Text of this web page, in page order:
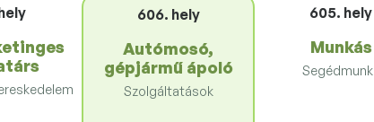
606. hely
Autómosó,
gépjármű ápoló
Szolgáltatások
605. hely
Munkás